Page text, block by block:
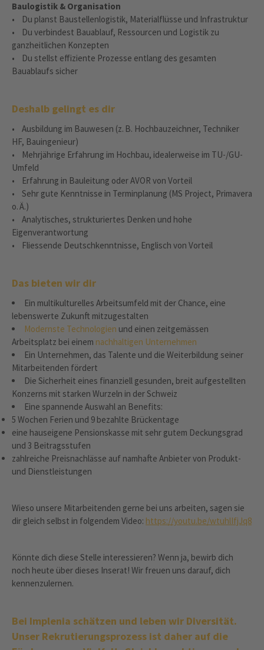
Baulogistik & Organisation
• Du planst Baustellenlogistik, Materialflüsse und Infrastruktur
• Du verbindest Bauablauf, Ressourcen und Logistik zu
ganzheitlichen Konzepten
• Du stellst effiziente Prozesse entlang des gesamten
Bauablaufs sicher
Deshalb gelingt es dir
• Ausbildung im Bauwesen (z. B. Hochbauzeichner, Techniker
HF, Bauingenieur)
• Mehrjährige Erfahrung im Hochbau, idealerweise im TU-/GU-
Umfeld
• Erfahrung in Bauleitung oder AVOR von Vorteil
• Sehr gute Kenntnisse in Terminplanung (MS Project, Primavera
o. Ä.)
• Analytisches, strukturiertes Denken und hohe
Eigenverantwortung
• Fliessende Deutschkenntnisse, Englisch von Vorteil
Das bieten wir dir
Ein multikulturelles Arbeitsumfeld mit der Chance, eine
lebenswerte Zukunft mitzugestalten
Modernste Technologien und einen zeitgemässen
Arbeitsplatz bei einem nachhaltigen Unternehmen
Ein Unternehmen, das Talente und die Weiterbildung seiner
Mitarbeitenden fördert
Die Sicherheit eines finanziell gesunden, breit aufgestellten
Konzerns mit starken Wurzeln in der Schweiz
Eine spannende Auswahl an Benefits:
5 Wochen Ferien und 9 bezahlte Brückentage
eine hauseigene Pensionskasse mit sehr gutem Deckungsgrad
und 3 Beitragsstufen
zahlreiche Preisnachlässe auf namhafte Anbieter von Produkt-
und Dienstleistungen
Wieso unsere Mitarbeitenden gerne bei uns arbeiten, sagen sie
dir gleich selbst in folgendem Video: https://youtu.be/wtuhlIfjJq8
Könnte dich diese Stelle interessieren? Wenn ja, bewirb dich
noch heute über dieses Inserat! Wir freuen uns darauf, dich
kennenzulernen.
Bei Implenia schätzen und leben wir Diversität.
Unser Rekrutierungsprozess ist daher auf die